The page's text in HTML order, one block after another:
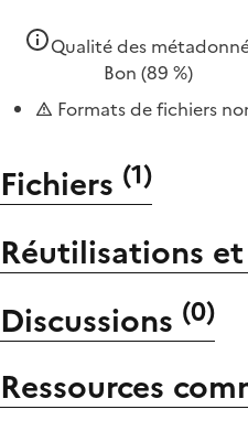
Qualité des
Bon (89 %)
Formats de fichiers
Fichiers (1)
Réutilisations
Discussions (0)
Ressources